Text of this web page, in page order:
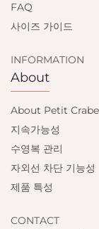
FAQ
사이즈 가이드
INFORMATION
About
About Petit Crabe
지속가능성
수영복 관리
자외선 차단 기능성
제품 특성
CONTACT